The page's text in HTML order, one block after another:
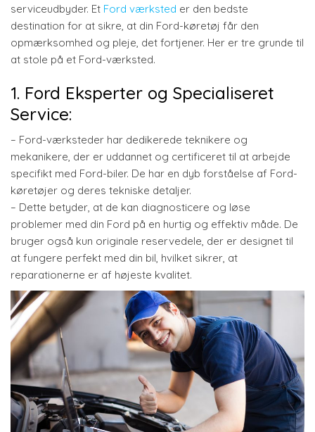
serviceudbyder. Et Ford værksted er den bedste
destination for at sikre, at din Ford-køretøj får den
opmærksomhed og pleje, det fortjener. Her er tre grunde til
at stole på et Ford-værksted.
1. Ford Eksperter og Specialiseret
Service:
– Ford-værksteder har dedikerede teknikere og
mekanikere, der er uddannet og certificeret til at arbejde
specifikt med Ford-biler. De har en dyb forståelse af Ford-
køretøjer og deres tekniske detaljer.
– Dette betyder, at de kan diagnosticere og løse
problemer med din Ford på en hurtig og effektiv måde. De
bruger også kun originale reservedele, der er designet til
at fungere perfekt med din bil, hvilket sikrer, at
reparationerne er af højeste kvalitet.